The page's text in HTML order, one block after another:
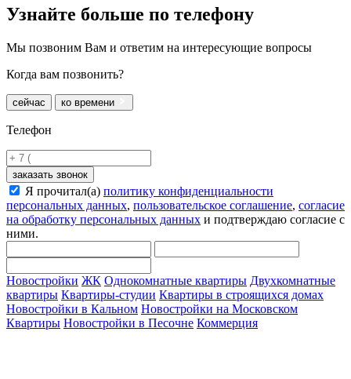
Узнайте больше по телефону
Мы позвоним Вам и ответим на интересующие вопросы
Когда вам позвонить?
сейчас ко времени
Телефон
заказать звонок
Я прочитал(а) политику конфиденциальности
персональных данных, пользовательское соглашение, согласие
на обработку персональных данных и подтверждаю согласие с
ними.
Новостройки ЖК Однокомнатные квартиры Двухкомнатные
квартиры Квартиры-студии Квартиры в строящихся домах
Новостройки в Кальном Новостройки на Московском
Квартиры Новостройки в Песочне Коммерция